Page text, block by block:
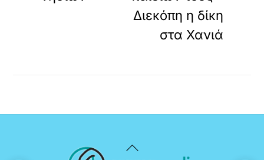
Διεκόπη η δίκη
στα Χανιά
Back